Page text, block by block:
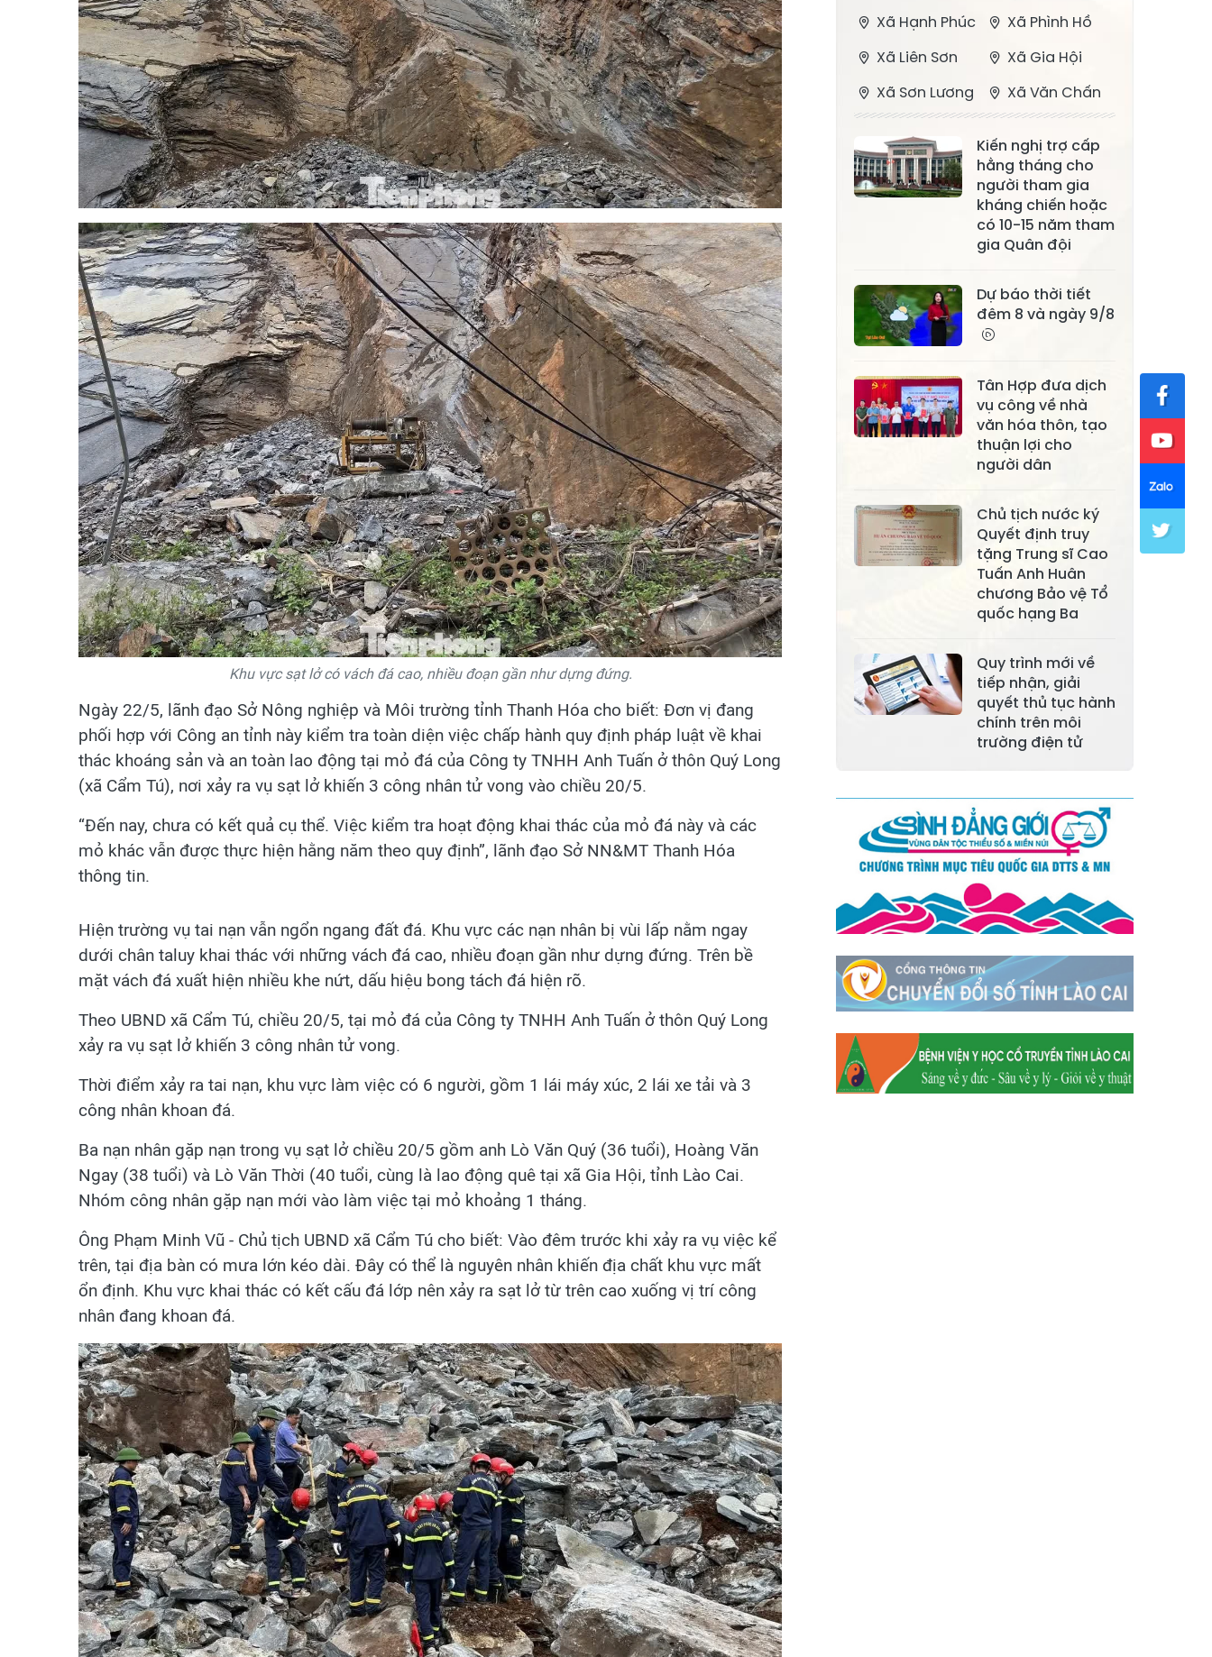
Khu vực sạt lở có vách đá cao, nhiều đoạn gần như dựng đứng.
Ngày 22/5, lãnh đạo Sở Nông nghiệp và Môi trường tỉnh Thanh Hóa cho biết: Đơn vị đang
phối hợp với Công an tỉnh này kiểm tra toàn diện việc chấp hành quy định pháp luật về khai
thác khoáng sản và an toàn lao động tại mỏ đá của Công ty TNHH Anh Tuấn ở thôn Quý Long
(xã Cẩm Tú), nơi xảy ra vụ sạt lở khiến 3 công nhân tử vong vào chiều 20/5.
“Đến nay, chưa có kết quả cụ thể. Việc kiểm tra hoạt động khai thác của mỏ đá này và các
mỏ khác vẫn được thực hiện hằng năm theo quy định”, lãnh đạo Sở NN&MT Thanh Hóa
thông tin.
Hiện trường vụ tai nạn vẫn ngổn ngang đất đá. Khu vực các nạn nhân bị vùi lấp nằm ngay
dưới chân taluy khai thác với những vách đá cao, nhiều đoạn gần như dựng đứng. Trên bề
mặt vách đá xuất hiện nhiều khe nứt, dấu hiệu bong tách đá hiện rõ.
Theo UBND xã Cẩm Tú, chiều 20/5, tại mỏ đá của Công ty TNHH Anh Tuấn ở thôn Quý Long
xảy ra vụ sạt lở khiến 3 công nhân tử vong.
Thời điểm xảy ra tai nạn, khu vực làm việc có 6 người, gồm 1 lái máy xúc, 2 lái xe tải và 3
công nhân khoan đá.
Ba nạn nhân gặp nạn trong vụ sạt lở chiều 20/5 gồm anh Lò Văn Quý (36 tuổi), Hoàng Văn
Ngay (38 tuổi) và Lò Văn Thời (40 tuổi, cùng là lao động quê tại xã Gia Hội, tỉnh Lào Cai.
Nhóm công nhân gặp nạn mới vào làm việc tại mỏ khoảng 1 tháng.
Ông Phạm Minh Vũ - Chủ tịch UBND xã Cẩm Tú cho biết: Vào đêm trước khi xảy ra vụ việc kể
trên, tại địa bàn có mưa lớn kéo dài. Đây có thể là nguyên nhân khiến địa chất khu vực mất
ổn định. Khu vực khai thác có kết cấu đá lớp nên xảy ra sạt lở từ trên cao xuống vị trí công
nhân đang khoan đá.
Xã Hạnh Phúc
Xã Phình Hồ
Xã Liên Sơn
Xã Gia Hội
Xã Sơn Lương
Xã Văn Chấn
Bằng La
Xã Chấn Thịnh
Xã Nghĩa Tâm
Xã Phong Dụ
Hạ
Xã Lâm Giang
Cuông
Xã Tân Hợp
Xã Mậu A
Xã Mỏ Vàng
Thượng
Xã Lục Yên
Xã Tân Lĩnh
Xã Phúc Lợi
Xã Yên Thành
Xã Thác Bà
Xã Yên Bình
Xã Bảo Ái
Xã Hưng
Khánh
Xã Lương
Thịnh
Xã Việt Hồng
Xã Quy Mông
Xã Cốc San
Xã Hợp Thành
Xã Phong Hải
Quang
Xã Tằng Loỏng
Xã Gia Phú
Xã Mường
Hum
Xã Y Tý
Xã A Mú Sung
Xã Trịnh Tường
Xã Nậm Chày
Xã Bản Xèo
Xã Bát Xát
Xã Võ Lao
Xã Khánh Yên
Xã Văn Bàn
Xã Dương Quỳ
Kiến nghị trợ cấp
hằng tháng cho
người tham gia
kháng chiến hoặc
có 10-15 năm tham
gia Quân đội
Dự báo thời tiết
đêm 8 và ngày 9/8
Tân Hợp đưa dịch
vụ công về nhà
văn hóa thôn, tạo
thuận lợi cho
người dân
Chủ tịch nước ký
Quyết định truy
tặng Trung sĩ Cao
Tuấn Anh Huân
chương Bảo vệ Tổ
quốc hạng Ba
Quy trình mới về
tiếp nhận, giải
quyết thủ tục hành
chính trên môi
trường điện tử